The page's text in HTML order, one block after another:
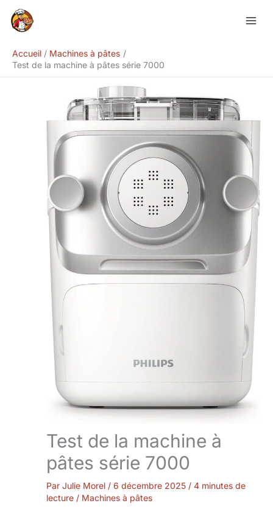
Accueil
Machines à pâtes
Test de la machine à pâtes série 7000
Test de la machine à
pâtes série 7000
Par Julie Morel / 6 décembre 2025 / 4 minutes de
lecture / Machines à pâtes
Rechercher